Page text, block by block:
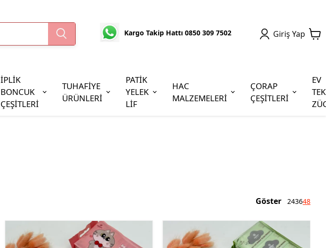
Kargo Takip Hattı 0850 309 7502 Giriş Yap
İPLİK
BONCUK
ÇEŞİTLERİ
TUHAFİYE
ÜRÜNLERİ
PATİK
YELEK
LİF
HAC
MALZEMELERİ
ÇORAP
ÇEŞİTLERİ
EV
Göster 243648